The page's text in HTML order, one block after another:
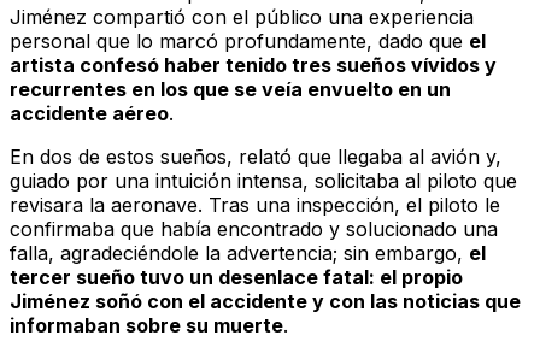
Jiménez compartió con el público una experiencia
personal que lo marcó profundamente, dado que el
artista confesó haber tenido tres sueños vívidos y
recurrentes en los que se veía envuelto en un
accidente aéreo.
En dos de estos sueños, relató que llegaba al avión y,
guiado por una intuición intensa, solicitaba al piloto que
revisara la aeronave. Tras una inspección, el piloto le
confirmaba que había encontrado y solucionado una
falla, agradeciéndole la advertencia; sin embargo, el
tercer sueño tuvo un desenlace fatal: el propio
Jiménez soñó con el accidente y con las noticias que
informaban sobre su muerte.